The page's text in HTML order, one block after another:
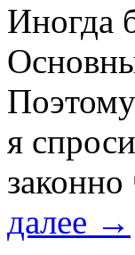
Иногда
я
далее →